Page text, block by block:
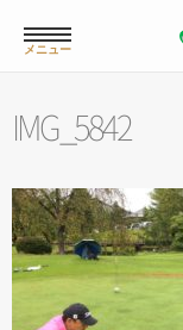
メニュー
ホーム
スクール案内
IMG_5842